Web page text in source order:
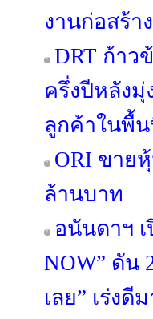
งานก่อสร้า
DRT ก้าว
ครึ่งปีหลัง
ลูกค้าในพื้
ORI ขาย
ล้านบาท
อนันดาฯ
NOW” ดัน
เลย” เร่ง